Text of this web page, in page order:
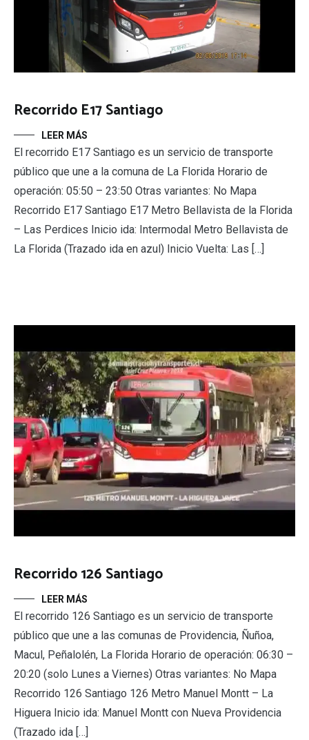
Recorrido E17 Santiago
LEER MÁS
El recorrido E17 Santiago es un servicio de transporte
público que une a la comuna de La Florida Horario de
operación: 05:50 – 23:50 Otras variantes: No Mapa
Recorrido E17 Santiago E17 Metro Bellavista de la Florida
– Las Perdices Inicio ida: Intermodal Metro Bellavista de
La Florida (Trazado ida en azul) Inicio Vuelta: Las […]
Recorrido 126 Santiago
LEER MÁS
El recorrido 126 Santiago es un servicio de transporte
público que une a las comunas de Providencia, Ñuñoa,
Macul, Peñalolén, La Florida Horario de operación: 06:30 –
20:20 (solo Lunes a Viernes) Otras variantes: No Mapa
Recorrido 126 Santiago 126 Metro Manuel Montt – La
Higuera Inicio ida: Manuel Montt con Nueva Providencia
(Trazado ida […]